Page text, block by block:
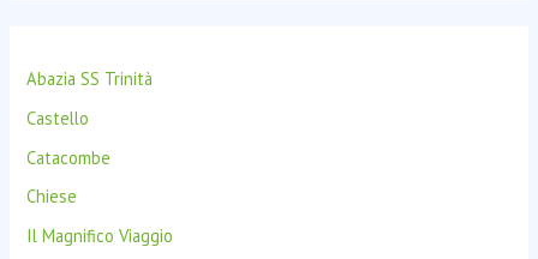
a
:
Abazia SS Trinità
Castello
Catacombe
Chiese
Il Magnifico Viaggio